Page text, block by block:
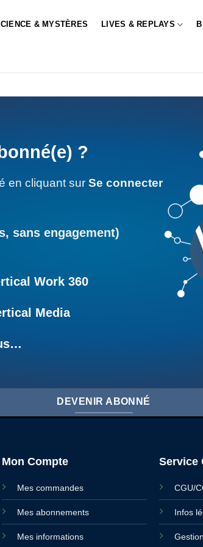
& MYSTÈRES LIVES & REPLAYS
?
en cliquant sur Se connecter
sans engagement)
Work 360
Media
DEVENIR ABONNÉ
Mon Compte
Mes commandes
Mes abonnements
Mes informations
Service
CGU/
Infos